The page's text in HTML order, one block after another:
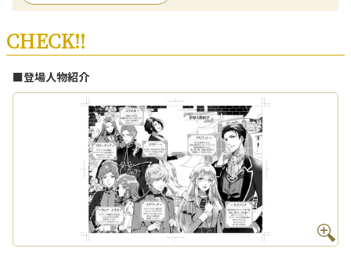
CHECK!!
■登場人物紹介